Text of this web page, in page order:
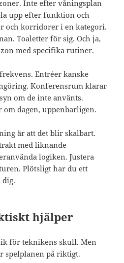
Inte efter våningsplan
upp efter funktion och
och korridorer i en kategori.
Toaletter för sig. Och ja,
med specifika rutiner.
Entréer kanske
Konferensrum klarar
om de inte använts.
om dagen, uppenbarligen.
är att det blir skalbart.
med liknande
logiken. Justera
Plötsligt har du ett
dig.
hjälper
för teknikens skull. Men
spelplanen på riktigt.